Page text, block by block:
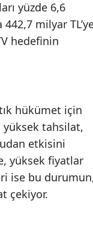
yüzde 6,6
milyar
hedefinin
hükümet için
yüksek tahsilat,
etkisini
yüksek fiyatlar
ise bu
çekiyor.